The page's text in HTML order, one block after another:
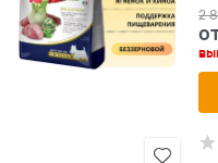
2